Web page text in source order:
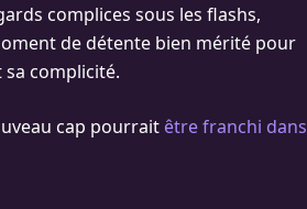
complices sous les flashs,
de détente bien mérité pour
sa complicité.
cap pourrait être franchi dans